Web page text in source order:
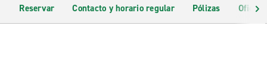
Reservar Contacto y horario regular Pólizas